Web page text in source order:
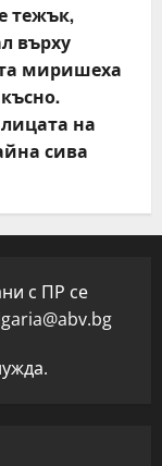
тежък,
върху
миришеха
на
сива
с ПР се